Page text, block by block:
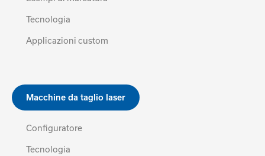
Tecnologia
Applicazioni custom
Macchine da taglio laser
Configuratore
Tecnologia